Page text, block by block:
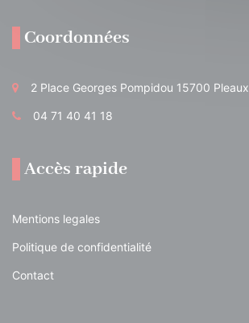
Coordonnées
2 Place Georges Pompidou 15700 Pleaux
04 71 40 41 18
Accès rapide
Mentions legales
Politique de confidentialité
Contact